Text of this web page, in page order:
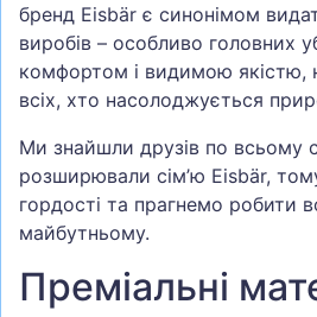
бренд Eisbär є синонімом
виробів – особливо головних
комфортом і видимою якістю,
всіх, хто насолоджується
Ми знайшли друзів по всьому
розширювали сім’ю Eisbär,
гордості та прагнемо робити
майбутньому.
Преміальні